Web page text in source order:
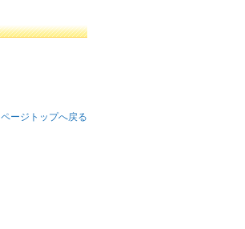
ページトップへ戻る